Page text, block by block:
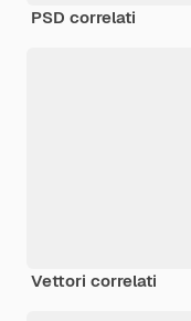
PSD correlati
Vettori correlati